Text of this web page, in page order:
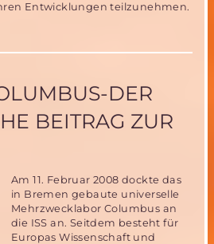
Entwicklungen teilzunehmen.
DER
BEITRAG ZUR
Am 11. Februar 2008 dockte das
in Bremen gebaute universelle
Mehrzwecklabor Columbus an
die ISS an. Seitdem besteht für
Europas Wissenschaft und